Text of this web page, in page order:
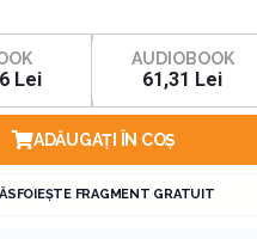
Lei
AUDIOBOOK
61,31 Lei
ADĂUGAȚI ÎN COȘ
FRAGMENT GRATUIT